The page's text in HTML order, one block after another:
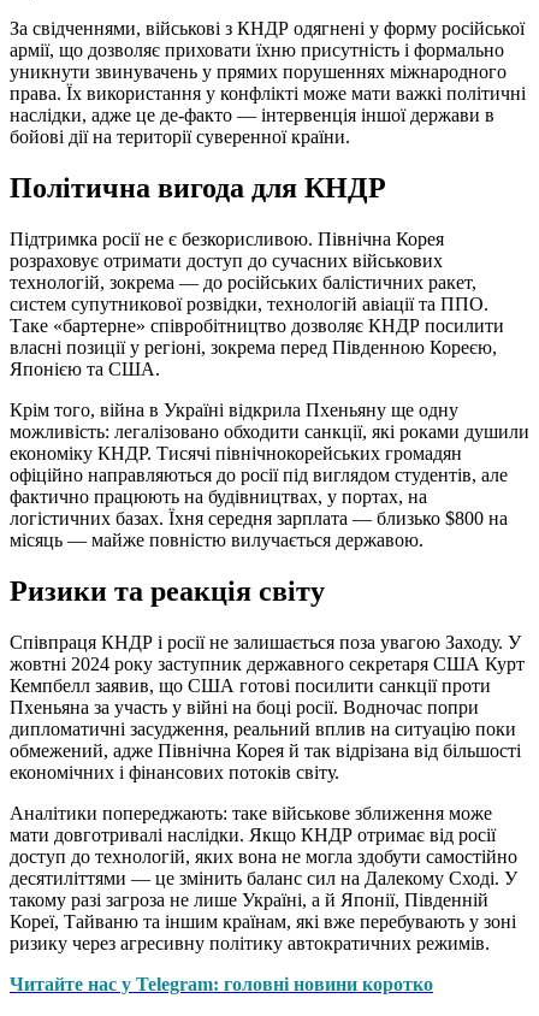
За свідченнями, військові з КНДР одягнені у форму російської
армії, що дозволяє приховати їхню присутність і формально
уникнути звинувачень у прямих порушеннях міжнародного
права. Їх використання у конфлікті може мати важкі політичні
наслідки, адже це де-факто — інтервенція іншої держави в
бойові дії на території суверенної країни.
Політична вигода для КНДР
Підтримка росії не є безкорисливою. Північна Корея
розраховує отримати доступ до сучасних військових
технологій, зокрема — до російських балістичних ракет,
систем супутникової розвідки, технологій авіації та ППО.
Таке «бартерне» співробітництво дозволяє КНДР посилити
власні позиції у регіоні, зокрема перед Південною Кореєю,
Японією та США.
Крім того, війна в Україні відкрила Пхеньяну ще одну
можливість: легалізовано обходити санкції, які роками душили
економіку КНДР. Тисячі північнокорейських громадян
офіційно направляються до росії під виглядом студентів, але
фактично працюють на будівництвах, у портах, на
логістичних базах. Їхня середня зарплата — близько $800 на
місяць — майже повністю вилучається державою.
Ризики та реакція світу
Співпраця КНДР і росії не залишається поза увагою Заходу. У
жовтні 2024 року заступник державного секретаря США Курт
Кемпбелл заявив, що США готові посилити санкції проти
Пхеньяна за участь у війні на боці росії. Водночас попри
дипломатичні засудження, реальний вплив на ситуацію поки
обмежений, адже Північна Корея й так відрізана від більшості
економічних і фінансових потоків світу.
Аналітики попереджають: таке військове зближення може
мати довготривалі наслідки. Якщо КНДР отримає від росії
доступ до технологій, яких вона не могла здобути самостійно
десятиліттями — це змінить баланс сил на Далекому Сході. У
такому разі загроза не лише Україні, а й Японії, Південній
Кореї, Тайваню та іншим країнам, які вже перебувають у зоні
ризику через агресивну політику автократичних режимів.
Читайте нас у Telegram: головні новини коротко